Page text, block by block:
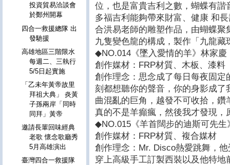
位，也是富貴吉利之數，蝴蝶有
多福吉利能夠帶來財富、健康 和
合洪易老師的雕塑作品，由蝴蝶
九隻變色龍的構成，製作「九龍藏
◆NO.014《墜入愛情的羊》林家慶
創作媒材：FRP材質、木板、漆料
創作理念：思念成了每日每夜固
刻都想聽你的聲音，你的身影成
曲混亂的巨角，越發不可收拾，
真的不是羊癲瘋，然後我才發現
◆NO.015《羊首闊步的迪斯可先生
創作媒材：FRP材質、複合媒材
創作理念：Mr. Disco熱愛跳舞，
穿上高級手工訂製西裝以及他特
投資貿易洽談會
於鄭州開幕
四合一救援總隊 出
發馳援
高雄地區三階限水
每週二、三執行
5/5日起實施
「乙未年黃帝故里
拜祖大典」 炎黃
子孫兩岸「同時
同拜」黃帝
邀請長輩回味經典
老歌 懷念歌廳秀
5月高雄演出
臺灣四合一救援隊